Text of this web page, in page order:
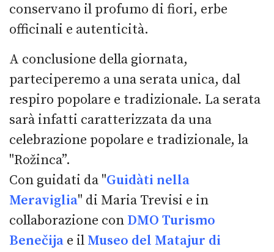
conservano il profumo di fiori, erbe
officinali e autenticità.
A conclusione della giornata,
parteciperemo a una serata unica, dal
respiro popolare e tradizionale. La serata
sarà infatti caratterizzata da una
celebrazione popolare e tradizionale, la
"Rožinca”.
Con guidati da "Guidàti nella
Meraviglia" di Maria Trevisi e in
collaborazione con DMO Turismo
Benečija e il Museo del Matajur di